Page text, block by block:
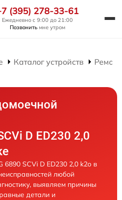
(395) 278-33-61
Ежедневно с 9:00 до 21:00
Позвонить мне утром
Каталог устройств
D ED230 2,0
SCVi D ED230 2,0 k2o в
любой
выявляем причины
детали и